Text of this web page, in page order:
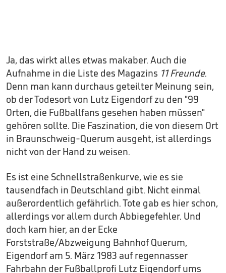
Ja, das wirkt alles etwas makaber. Auch die
Aufnahme in die Liste des Magazins 11 Freunde.
Denn man kann durchaus geteilter Meinung sein,
ob der Todesort von Lutz Eigendorf zu den "99
Orten, die Fußballfans gesehen haben müssen"
gehören sollte. Die Faszination, die von diesem Ort
in Braunschweig-Querum ausgeht, ist allerdings
nicht von der Hand zu weisen.
Es ist eine Schnellstraßenkurve, wie es sie
tausendfach in Deutschland gibt. Nicht einmal
außerordentlich gefährlich. Tote gab es hier schon,
allerdings vor allem durch Abbiegefehler. Und
doch kam hier, an der Ecke
Forststraße/Abzweigung Bahnhof Querum,
Eigendorf am 5. März 1983 auf regennasser
Fahrbahn der Fußballprofi Lutz Eigendorf ums